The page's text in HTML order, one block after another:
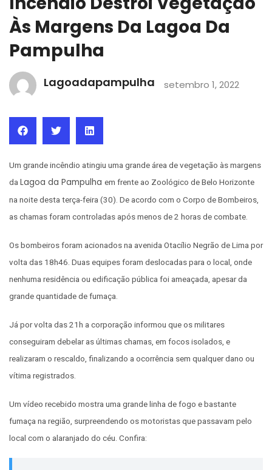
Às Margens Da Lagoa Da
Pampulha
Lagoadapampulha setembro 1, 2022
Um grande incêndio atingiu uma grande área de vegetação às margens
da Lagoa da Pampulha em frente ao Zoológico de Belo Horizonte
na noite desta terça-feira (30). De acordo com o Corpo de Bombeiros,
as chamas foram controladas após menos de 2 horas de combate.
Os bombeiros foram acionados na avenida Otacílio Negrão de Lima por
volta das 18h46. Duas equipes foram deslocadas para o local, onde
nenhuma residência ou edificação pública foi ameaçada, apesar da
grande quantidade de fumaça.
Já por volta das 21h a corporação informou que os militares
conseguiram debelar as últimas chamas, em focos isolados, e
realizaram o rescaldo, finalizando a ocorrência sem qualquer dano ou
vítima registrados.
Um vídeo recebido mostra uma grande linha de fogo e bastante
fumaça na região, surpreendendo os motoristas que passavam pelo
local com o alaranjado do céu. Confira: